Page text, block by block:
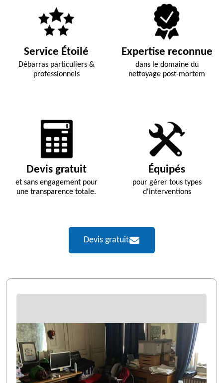
Service Étoilé
Débarras particuliers &
professionnels
Expertise reconnue
dans le domaine du
nettoyage post-mortem
Devis gratuit
et sans engagement pour
une transparence totale.
Équipés
pour gérer tous types
d'interventions
Devis gratuit